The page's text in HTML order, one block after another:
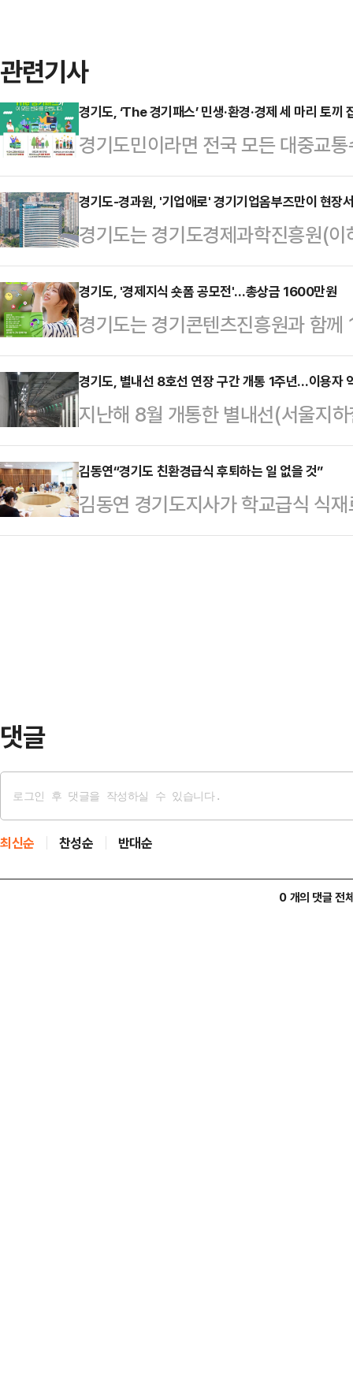
관련기사
경기도, ‘The 경기패스’ 민생·환경·경제 세 마리 토끼
경기도민이라면 전국 모든 대중교
기패스’가 교통비를 도민에게 약
통 이용으로 소나무 1100만 그루
여가 소비 1000억원을 창출하며
다.11일 경기도에 따르면 경기연구
행에 따른 사회·경제적 효과’ 보고
터 7월까지 단기정책연구과제로 마
사업 시…
경기도-경과원, '기업애로' 경기기업옴부즈만이 현장
경기도는 경기도경제과학진흥원(
한 애로사항을 해결하기 위해 민간
촉해 기업애로 현장 컨설팅 사업을
△경영일반 △자금·금융 △R&D·
△인사·노무 △세무·회계 △국내외
분야에서 기업이 마주하는 애로를
결 방안을 제시하는 역할을 수행한
11일부터 신청 가능하다. …
경기도, '경제지식 숏폼 공모전'…총상금 1600만원
경기도는 경기콘텐츠진흥원과 함
지식 숏폼 공모전’을 시행 하기로
번 공모전은 전 국민을 대상으로 경
한 콘텐츠를 통해 생활 속 경제 정
다.‘일상 속 경제, 모두의 이야기’
숏폼(Short-form) 영상 콘텐츠 형
램 릴스, 틱톡 채널을 보유한 국민
수…
경기도, 별내선 8호선 연장 구간 개통 1주년…이용자
지난해 8월 개통한 별내선(서울지
까지 30% 증가한 것으로 나타났다
역까지 운행하는 별내선 가운데 경
원역, 구리역, 동구릉역, 다산역, 별
달간 약 6만4000명에서 올해 6월
김동연“경기도 친환경급식 후퇴하는 일 없을 것”
김동연 경기도지사가 학교급식 식
청과 시민사회단체 공동대책위원
댓글
최신순 찬성순 반대순
0 개의 댓글 전